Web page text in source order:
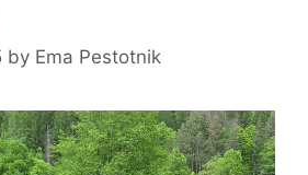
by Ema Pestotnik